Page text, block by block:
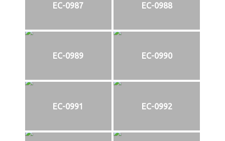
EC-0987 EC-0988
EC-0989 EC-0990
EC-0991 EC-0992